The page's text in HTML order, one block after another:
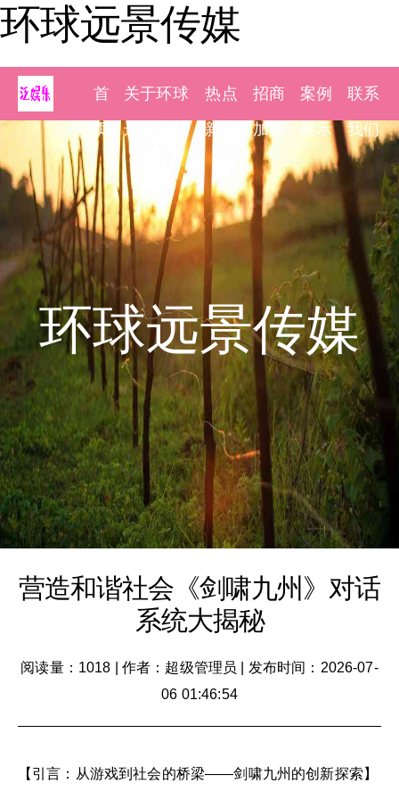
环球远景传媒
首
页
关于环球
远景传媒
热点
新闻
招商
加盟
案例
展示
联系
我们
环球远景传媒
营造和谐社会《剑啸九州》对话
系统大揭秘
阅读量：1018 作者：超级管理员
发布时间：2026-07-
06 01:46:54
【引言：从游戏到社会的桥梁——剑啸九州的创新探索】